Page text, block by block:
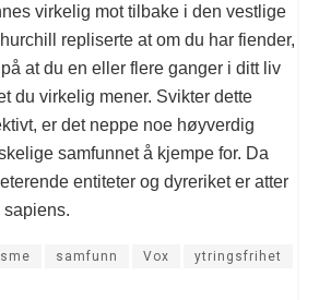
virkelig mot tilbake i den vestlige
repliserte at om du har fiender,
at du en eller flere ganger i ditt liv
du virkelig mener. Svikter dette
er det neppe noe høyverdig
samfunnet å kjempe for. Da
entiteter og dyreriket er atter
sapiens.
samfunn Vox ytringsfrihet